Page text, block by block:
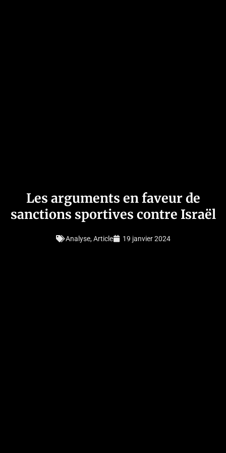
Les arguments en faveur de
sanctions sportives contre Israël
Analyse,Article 19 janvier 2024